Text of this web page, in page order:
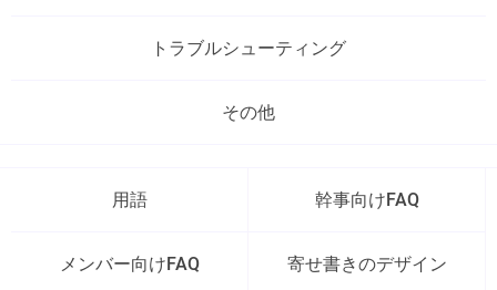
トラブルシューティング
その他
用語 幹事向けFAQ
メンバー向けFAQ 寄せ書きのデザイン